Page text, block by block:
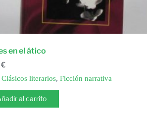
en el ático
€
Clásicos literarios, Ficción narrativa
al carrito